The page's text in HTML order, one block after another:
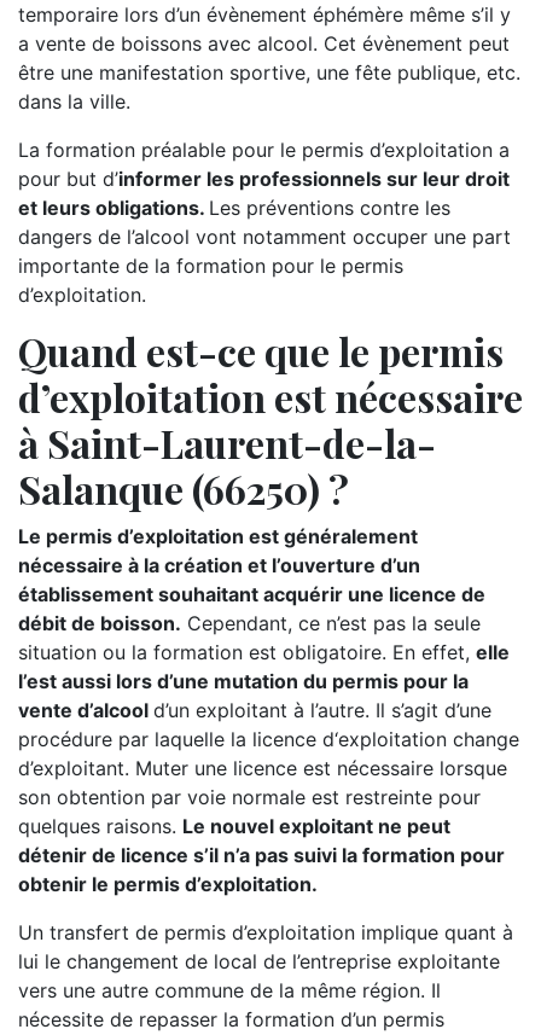
temporaire lors d’un évènement éphémère même s’il y
a vente de boissons avec alcool. Cet évènement peut
être une manifestation sportive, une fête publique, etc.
dans la ville.
La formation préalable pour le permis d’exploitation a
pour but d’informer les professionnels sur leur droit
et leurs obligations. Les préventions contre les
dangers de l’alcool vont notamment occuper une part
importante de la formation pour le permis
d’exploitation.
Quand est-ce que le permis
d’exploitation est nécessaire
à Saint-Laurent-de-la-
Salanque (66250) ?
Le permis d’exploitation est généralement
nécessaire à la création et l’ouverture d’un
établissement souhaitant acquérir une licence de
débit de boisson. Cependant, ce n’est pas la seule
situation ou la formation est obligatoire. En effet, elle
l’est aussi lors d’une mutation du permis pour la
vente d’alcool d’un exploitant à l’autre. Il s’agit d’une
procédure par laquelle la licence d‘exploitation change
d’exploitant. Muter une licence est nécessaire lorsque
son obtention par voie normale est restreinte pour
quelques raisons. Le nouvel exploitant ne peut
détenir de licence s’il n’a pas suivi la formation pour
obtenir le permis d’exploitation.
Un transfert de permis d’exploitation implique quant à
lui le changement de local de l’entreprise exploitante
vers une autre commune de la même région. Il
nécessite de repasser la formation d’un permis